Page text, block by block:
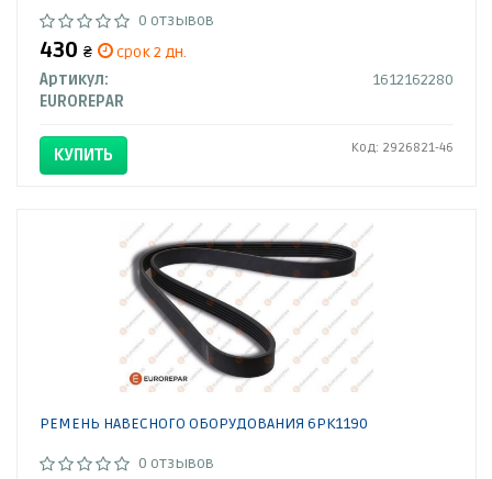
0 отзывов
430 ₴
срок 2 дн.
Артикул:
1612162280
EUROREPAR
КУПИТЬ Код: 2926821-46
РЕМЕНЬ НАВЕСНОГО ОБОРУДОВАНИЯ 6PK1190
0 отзывов